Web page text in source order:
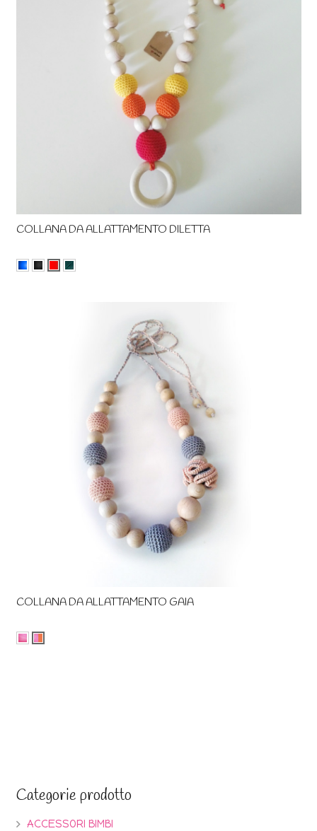
COLLANA DA ALLATTAMENTO DILETTA
COLLANA DA ALLATTAMENTO GAIA
Categorie prodotto
ACCESSORI BIMBI